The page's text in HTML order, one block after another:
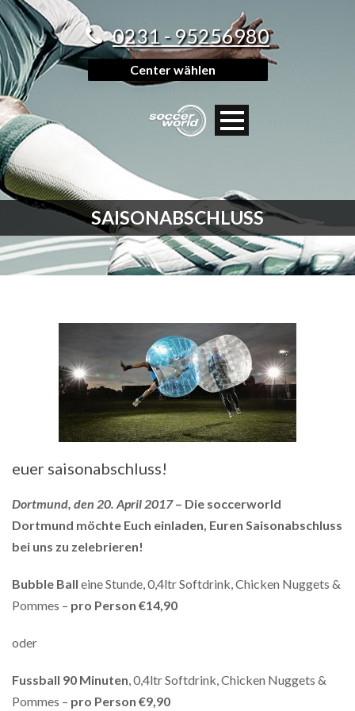
0231 - 95256980
Center wählen
SAISONABSCHLUSS
euer saisonabschluss!
Dortmund, den 20. April 2017– Die soccerworld
Dortmund möchte Euch einladen, Euren Saisonabschluss
bei uns zu zelebrieren!
Bubble Ball eine Stunde, 0,4ltr Softdrink, Chicken Nuggets &
Pommes – pro Person €14,90
oder
Fussball 90 Minuten , 0,4ltr Softdrink, Chicken Nuggets &
Pommes – pro Person €9,90